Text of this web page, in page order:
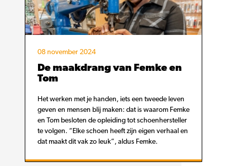
08 november 2024
De maakdrang van Femke en
Tom
Het werken met je handen, iets een tweede leven
geven en mensen blij maken: dat is waarom Femke
en Tom besloten de opleiding tot schoenhersteller
te volgen. “Elke schoen heeft zijn eigen verhaal en
dat maakt dit vak zo leuk”, aldus Femke.